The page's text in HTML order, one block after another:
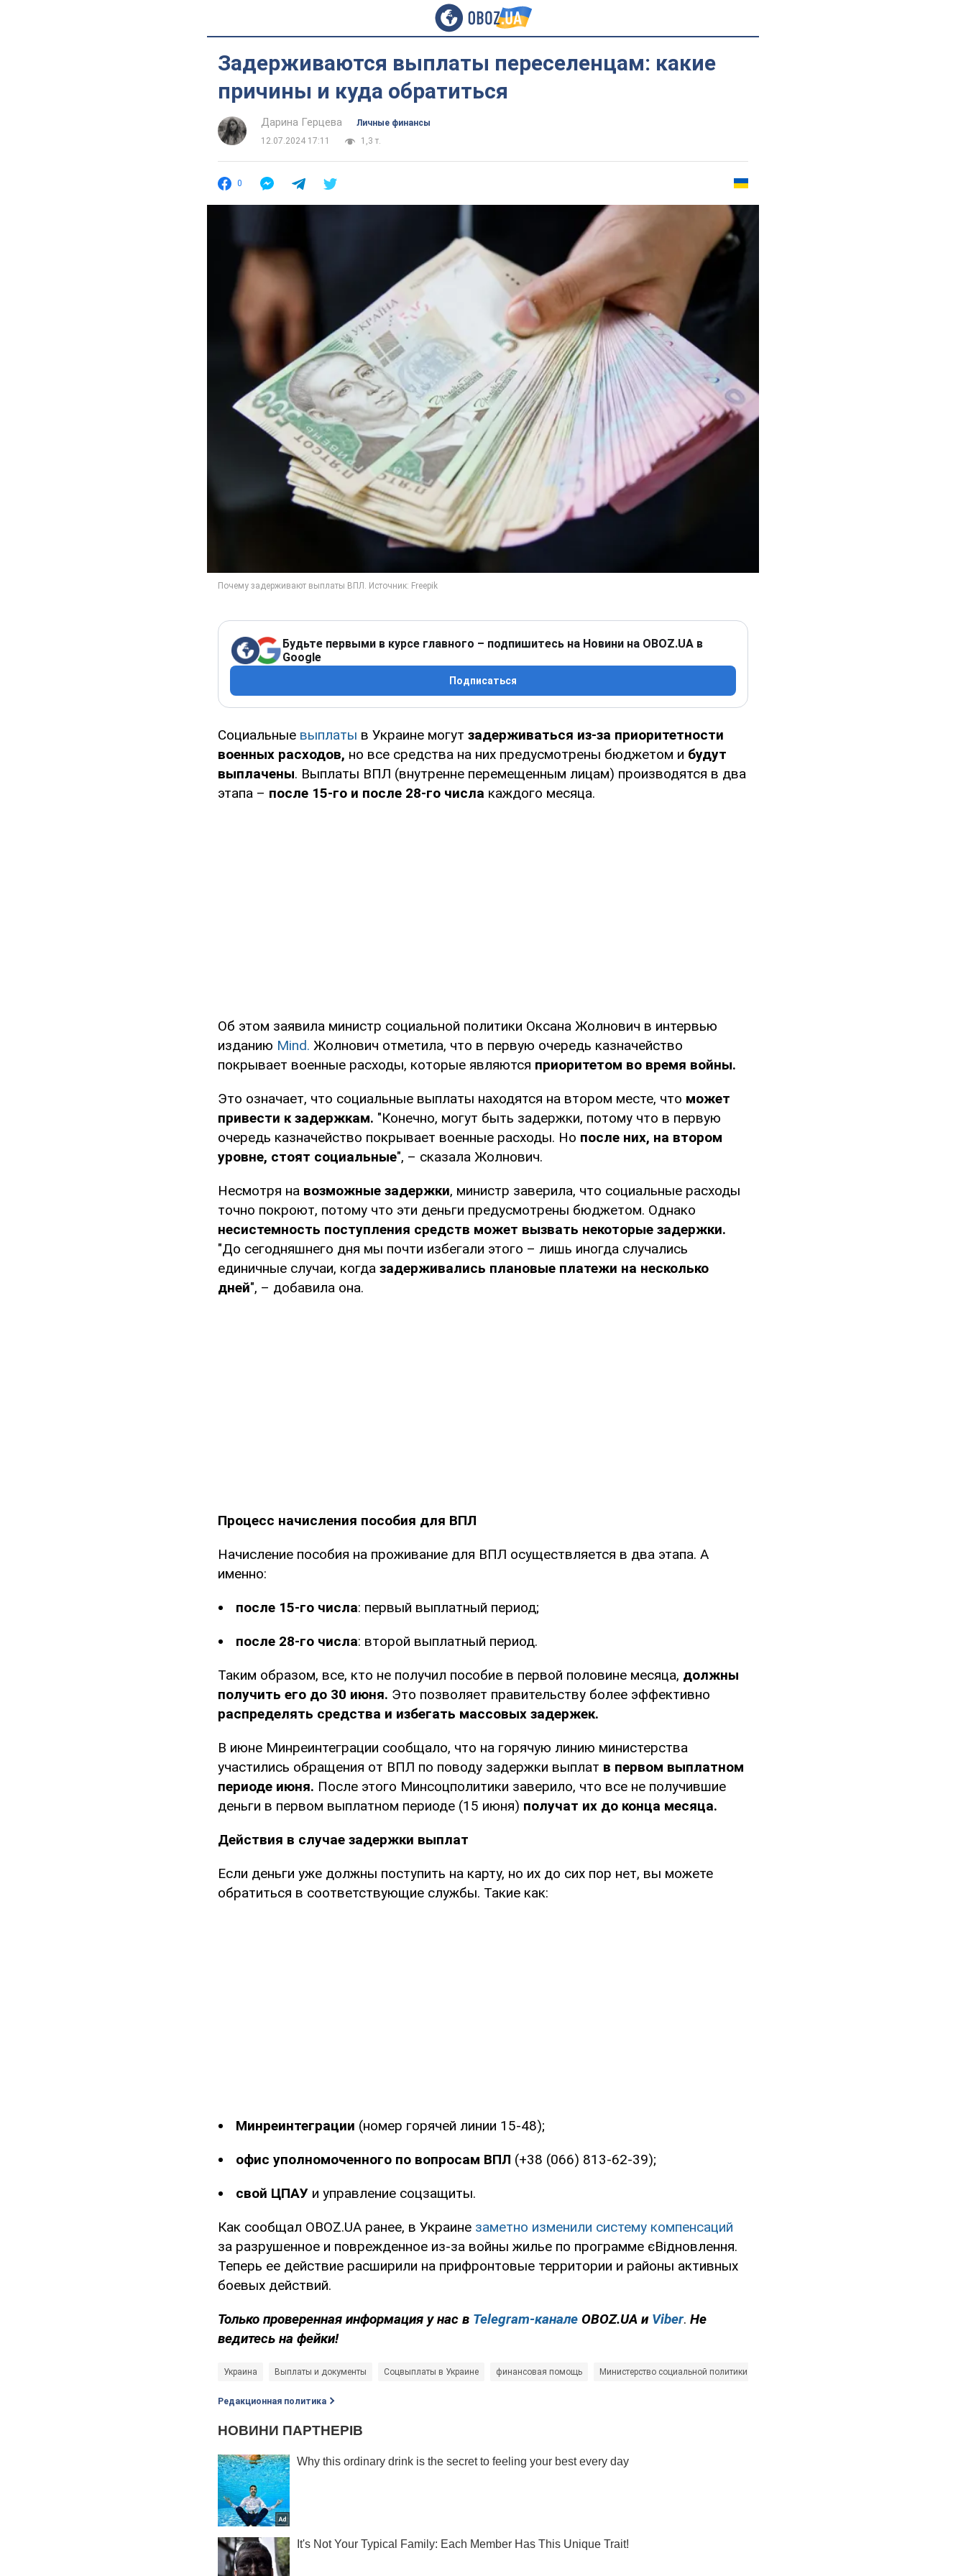
Задерживаются выплаты переселенцам: какие
причины и куда обратиться
Дарина Герцева
Личные финансы
12.07.2024 17:11
1,3 т.
0
Будьте первыми в курсе главного – подпишитесь на Новини на OBOZ.UA в
Google
Подписаться
Социальные выплаты в Украине могут задерживаться из-за приоритетности
военных расходов, но все средства на них предусмотрены бюджетом и будут
выплачены. Выплаты ВПЛ (внутренне перемещенным лицам) производятся в два
этапа – после 15-го и после 28-го числа каждого месяца.
Об этом заявила министр социальной политики Оксана Жолнович в интервью
изданию Mind. Жолнович отметила, что в первую очередь казначейство
покрывает военные расходы, которые являются приоритетом во время войны.
Это означает, что социальные выплаты находятся на втором месте, что может
привести к задержкам. "Конечно, могут быть задержки, потому что в первую
очередь казначейство покрывает военные расходы. Но после них, на втором
уровне, стоят социальные", – сказала Жолнович.
Несмотря на возможные задержки, министр заверила, что социальные расходы
точно покроют, потому что эти деньги предусмотрены бюджетом. Однако
несистемность поступления средств может вызвать некоторые задержки.
"До сегодняшнего дня мы почти избегали этого – лишь иногда случались
единичные случаи, когда задерживались плановые платежи на несколько
дней", – добавила она.
Процесс начисления пособия для ВПЛ
Начисление пособия на проживание для ВПЛ осуществляется в два этапа. А
именно:
после 15-го числа: первый выплатный период;
после 28-го числа: второй выплатный период.
Таким образом, все, кто не получил пособие в первой половине месяца, должны
получить его до 30 июня. Это позволяет правительству более эффективно
распределять средства и избегать массовых задержек.
В июне Минреинтеграции сообщало, что на горячую линию министерства
участились обращения от ВПЛ по поводу задержки выплат в первом выплатном
периоде июня. После этого Минсоцполитики заверило, что все не получившие
деньги в первом выплатном периоде (15 июня) получат их до конца месяца.
Действия в случае задержки выплат
Если деньги уже должны поступить на карту, но их до сих пор нет, вы можете
обратиться в соответствующие службы. Такие как:
Минреинтеграции (номер горячей линии 15-48);
офис уполномоченного по вопросам ВПЛ (+38 (066) 813-62-39);
свой ЦПАУ и управление соцзащиты.
Как сообщал OBOZ.UA ранее, в Украине заметно изменили систему компенсаций
за разрушенное и поврежденное из-за войны жилье по программе єВідновлення.
Теперь ее действие расширили на прифронтовые территории и районы активных
боевых действий.
Только проверенная информация у нас в Telegram-канале OBOZ.UA и Viber. Не
ведитесь на фейки!
Украина Выплаты и документы Соцвыплаты в Украине финансовая помощь Министерство социальной политики Украины
Редакционная политика